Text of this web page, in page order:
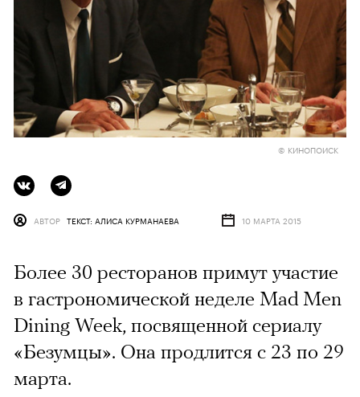
© КИНОПОИСК
АВТОР ТЕКСТ: АЛИСА КУРМАНАЕВА 10 МАРТА 2015
Более 30 ресторанов примут участие
в гастрономической неделе Mad Men
Dining Week, посвященной сериалу
«Безумцы». Она продлится с 23 по 29
марта.